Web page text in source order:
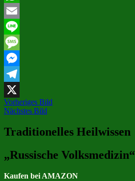
WhatsApp
Email
Line
Message
Messenger
Telegram
X
Vorheriges Bild
Nächstes Bild
Traditionelles Heilwissen
„Russische Volksmedizin“
Kaufen bei AMAZON